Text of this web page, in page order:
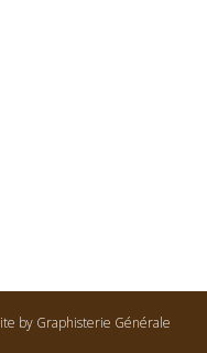
by Graphisterie Générale